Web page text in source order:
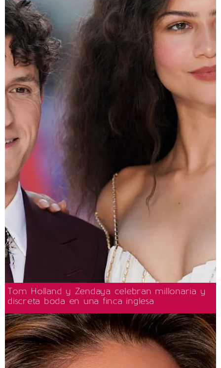
Tom Holland y Zendaya celebran millonaria y
discreta boda en una finca inglesa